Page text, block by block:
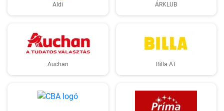
Aldi ÁRKLUB
Auchan Billa AT